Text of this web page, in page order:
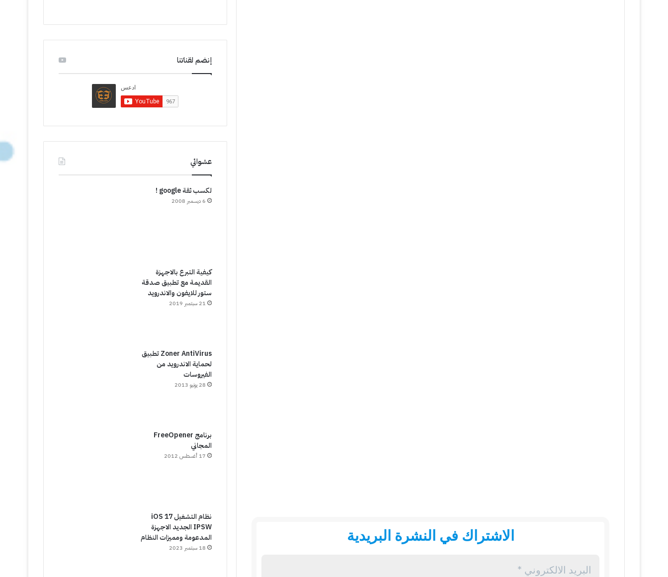
الاشتراك في النشرة البريدية
إنضم لقناتنا
عشوائي
لكسب ثقة google !
6 ديسمبر 2008
كيفية التبرع بالاجهزة
القديمة مع تطبيق صدقة
ستور للايفون والاندرويد
21 سبتمبر 2019
Zoner AntiVirus تطبيق
لحماية الاندرويد من
الفيروسات
28 يونيو 2013
برنامج FreeOpener
المجاني
17 أغسطس 2012
نظام التشغيل iOS 17
IPSW الجديد الاجهزة
المدعومة ومميزات النظام
18 سبتمبر 2023